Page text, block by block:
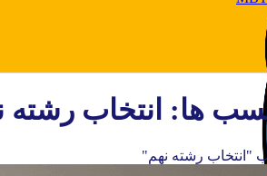
ها: انتخاب رشته
"انتخاب رشته نهم"